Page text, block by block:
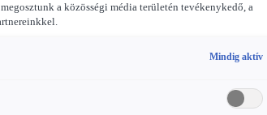
a közösségi média területén tevékenykedő, a
Mindig aktív